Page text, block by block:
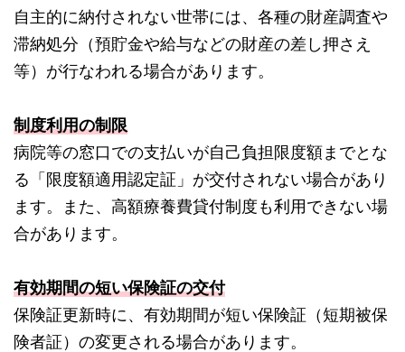
自主的に納付されない世帯には、各種の財産調査や
滞納処分（預貯金や給与などの財産の差し押さえ
等）が行なわれる場合があります。
制度利用の制限
病院等の窓口での支払いが自己負担限度額までとな
る「限度額適用認定証」が交付されない場合があり
ます。また、高額療養費貸付制度も利用できない場
合があります。
有効期間の短い保険証の交付
保険証更新時に、有効期間が短い保険証（短期被保
険者証）の変更される場合があります。